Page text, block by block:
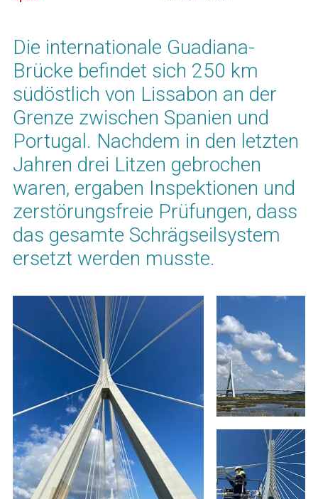
Die internationale Guadiana-
Brücke befindet sich 250 km
südöstlich von Lissabon an der
Grenze zwischen Spanien und
Portugal. Nachdem in den letzten
Jahren drei Litzen gebrochen
waren, ergaben Inspektionen und
zerstörungsfreie Prüfungen, dass
das gesamte Schrägseilsystem
ersetzt werden musste.